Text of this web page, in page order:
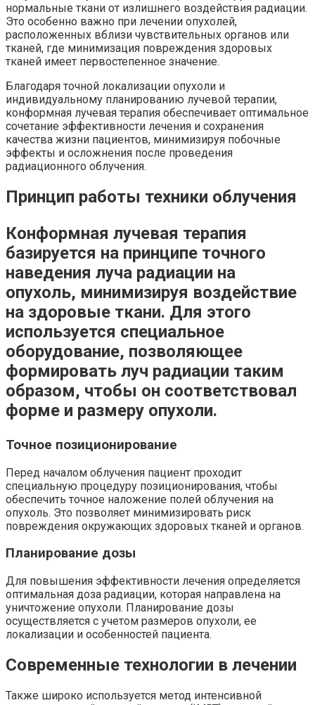
нормальные ткани от излишнего воздействия радиации.
Это особенно важно при лечении опухолей,
расположенных вблизи чувствительных органов или
тканей, где минимизация повреждения здоровых
тканей имеет первостепенное значение.
Благодаря точной локализации опухоли и
индивидуальному планированию лучевой терапии,
конформная лучевая терапия обеспечивает оптимальное
сочетание эффективности лечения и сохранения
качества жизни пациентов, минимизируя побочные
эффекты и осложнения после проведения
радиационного облучения.
Принцип работы техники облучения
Конформная лучевая терапия
базируется на принципе точного
наведения луча радиации на
опухоль, минимизируя воздействие
на здоровые ткани. Для этого
используется специальное
оборудование, позволяющее
формировать луч радиации таким
образом, чтобы он соответствовал
форме и размеру опухоли.
Точное позиционирование
Перед началом облучения пациент проходит
специальную процедуру позиционирования, чтобы
обеспечить точное наложение полей облучения на
опухоль. Это позволяет минимизировать риск
повреждения окружающих здоровых тканей и органов.
Планирование дозы
Для повышения эффективности лечения определяется
оптимальная доза радиации, которая направлена на
уничтожение опухоли. Планирование дозы
осуществляется с учетом размеров опухоли, ее
локализации и особенностей пациента.
Современные технологии в лечении
Также широко используется метод интенсивной